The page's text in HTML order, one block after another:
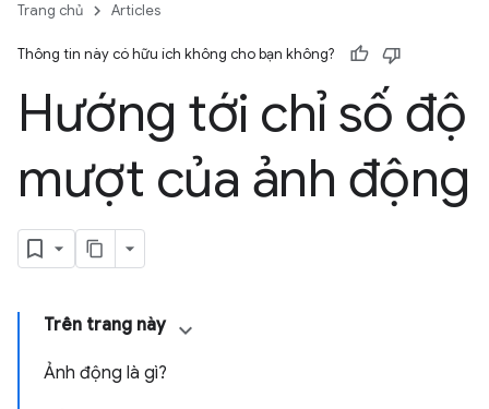
Trang chủ Articles
Thông tin này có hữu ích không cho bạn không?
Hướng tới chỉ số độ
mượt của ảnh động
Trên trang này
Ảnh động là gì?